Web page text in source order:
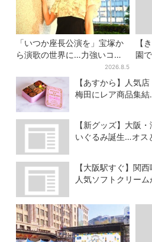
「いつか座長公演を」宝塚か
ら演歌の世界に…力強いコブ
シで聴かせる有沙瞳の目指す
道とは
2026.8.5
【
園
グ
ョ
【あすから】人気
梅田にレア商品集
【新グッズ】大阪
いぐるみ誕生…オス
【大阪駅すぐ】関
人気ソフトクリー